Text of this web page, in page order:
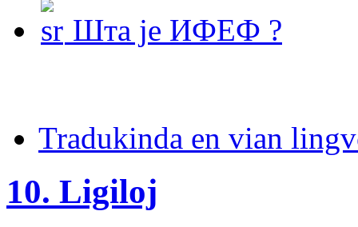
Шта је ИФЕФ ?
Tradukinda en vian
10. Ligiloj